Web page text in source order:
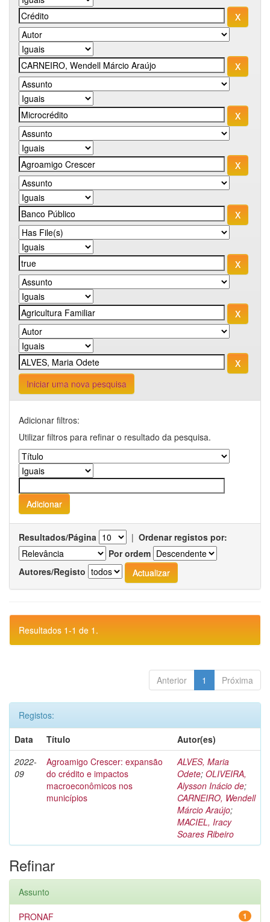
Iniciar uma nova pesquisa
Adicionar filtros:
Utilizar filtros para refinar o resultado da pesquisa.
Resultados/Página | Ordenar registos por:
Por ordem
Autores/Registo
Resultados 1-1 de 1.
Anterior 1 Próxima
Registos:
Data
Título
Autor(es)
2022-
09
Agroamigo Crescer: expansão
do crédito e impactos
macroeconômicos nos
municípios
ALVES, Maria
Odete; OLIVEIRA,
Alysson Inácio de;
CARNEIRO, Wendell
Márcio Araújo;
MACIEL, Iracy
Soares Ribeiro
Refinar
Assunto
1
PRONAF